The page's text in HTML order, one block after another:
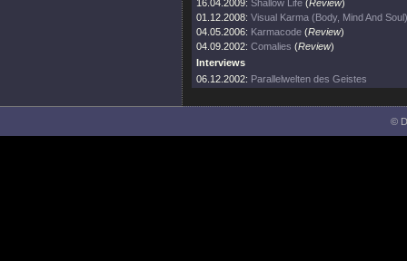
16.04.2009: Shallow Life (Review)
01.12.2008: Visual Karma (Body, Mind And Soul)
04.05.2006: Karmacode (Review)
04.09.2002: Comalies (Review)
Interviews
06.12.2002: Parallelwelten des Geistes
©